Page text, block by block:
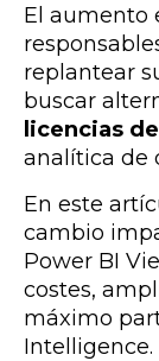
El aumento
replantear
buscar
licencias
analítica de
En este
cambio
Power BI
costes,
máximo
Intelligence.